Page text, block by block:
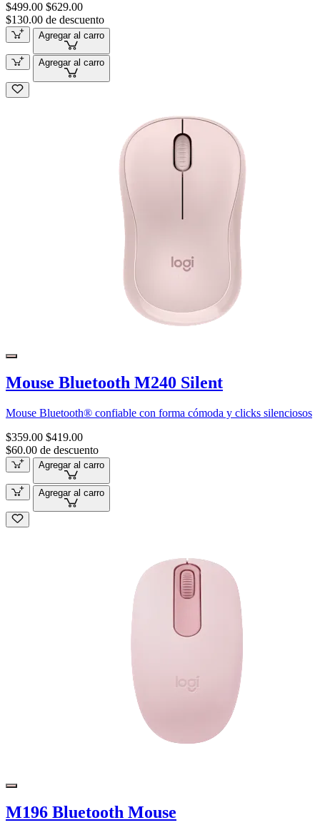
$499.00 $629.00
$130.00 de descuento
Agregar al carro
Agregar al carro
Mouse Bluetooth M240 Silent
Mouse Bluetooth® confiable con forma cómoda y clicks silenciosos
$359.00 $419.00
$60.00 de descuento
Agregar al carro
Agregar al carro
M196 Bluetooth Mouse